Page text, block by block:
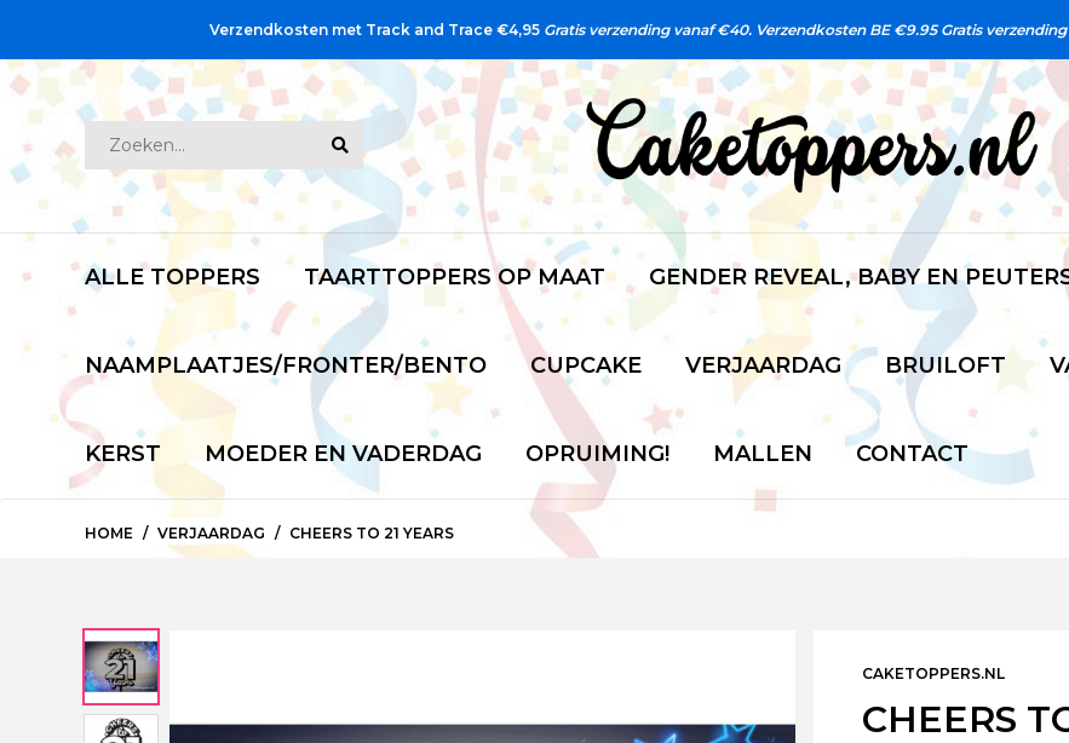
Verzendkosten met Track and Trace €4,95Gratis verzending vanaf €40. Verzendkosten BE €9.95 Gratis
ALLE TOPPERS TAARTTOPPERS OP MAAT GENDER REVEAL, BABY EN
NAAMPLAATJES/FRONTER/BENTO CUPCAKE VERJAARDAG BRUILOFT
KERST MOEDER EN VADERDAG OPRUIMING! MALLEN CONTACT
HOME VERJAARDAG CHEERS TO 21 YEARS
CAKETOPPERS.NL
CHEERS